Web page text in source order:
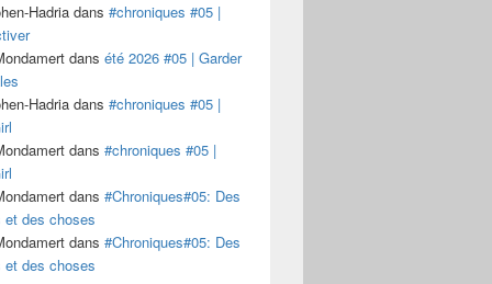
Hadria dans #chroniques #05 |
dans été 2026 #05 | Garder
Hadria dans #chroniques #05 |
dans #chroniques #05 |
dans #Chroniques#05: Des
et des choses
dans #Chroniques#05: Des
et des choses